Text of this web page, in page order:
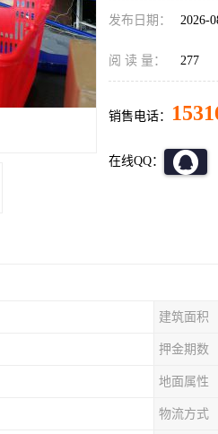
发布日期： 2026-
阅 读 量： 277
销售电话：
在线QQ：
建筑面积
押金期数
地面属性
物流方式